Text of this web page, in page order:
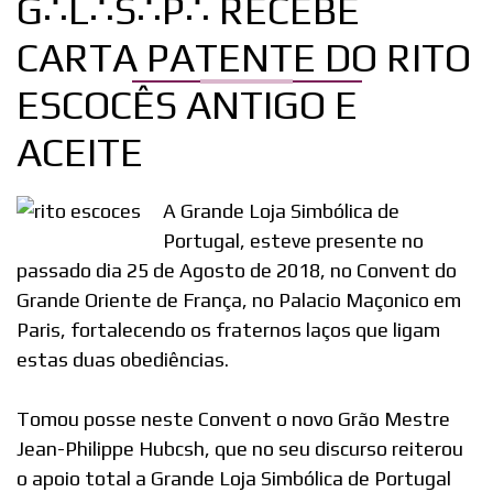
G∴L∴S∴P∴ RECEBE
CARTA PATENTE DO RITO
ESCOCÊS ANTIGO E
ACEITE
A Grande Loja Simbólica de
Portugal, esteve presente no
passado dia 25 de Agosto de 2018, no Convent do
Grande Oriente de França, no Palacio Maçonico em
Paris, fortalecendo os fraternos laços que ligam
estas duas obediências.
Tomou posse neste Convent o novo Grão Mestre
Jean-Philippe Hubcsh, que no seu discurso reiterou
o apoio total a Grande Loja Simbólica de Portugal